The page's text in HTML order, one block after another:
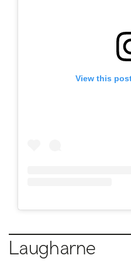
View this
Laugharne